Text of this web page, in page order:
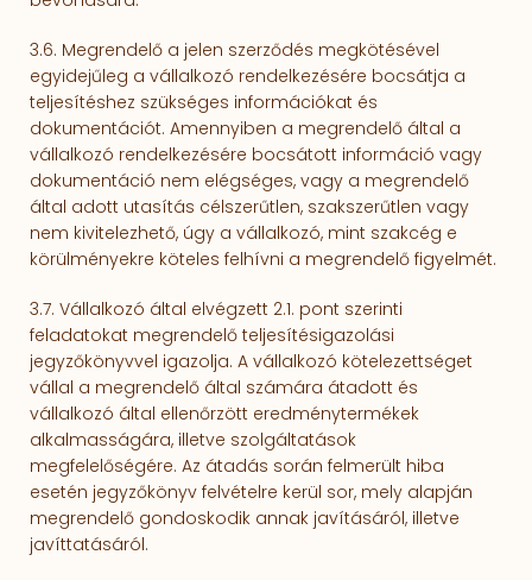
3.6. Megrendelő a jelen szerződés megkötésével
egyidejűleg a vállalkozó rendelkezésére bocsátja a
teljesítéshez szükséges in­formá­ciókat és
dokumentációt. Amennyiben a megrendelő által a
vállal­kozó rendelkezésére bo­csátott információ vagy
dokumentáció nem elégséges, vagy a megrendelő
által adott utasítás cél­szerűtlen, szakszerűtlen vagy
nem kivitelezhető, úgy a vállalkozó, mint szak­cég e
körülményekre köteles felhívni a megrendelő figyelmét.
3.7. Vállalkozó által elvégzett 2.1. pont szerinti
feladatokat megrendelő teljesítésigazolási
jegyzőkönyvvel igazolja. A vállalkozó kötelezettséget
vállal a megrendelő által számára átadott és
vállalkozó által ellenőrzött eredménytermékek
alkalmasságára, illetve szolgáltatások
megfelelőségére. Az átadás során felmerült hiba
esetén jegyzőkönyv felvételre kerül sor, mely alapján
megrendelő gondoskodik annak javításáról, illetve
javíttatásáról.